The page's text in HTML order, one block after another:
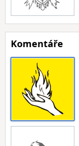
Komentáře